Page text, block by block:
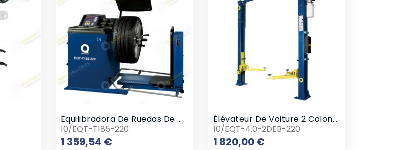
Equilibradora De Ruedas De Camion
10/EQT-T185-220
1 359,54 €Prix
Élévateur De Voiture 2 Colonnes 4 Tonnes En Arc 220v
10/EQT-4.0-2DEB-220
1 820,00 €Prix